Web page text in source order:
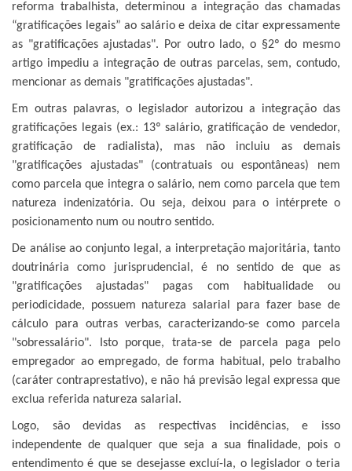
reforma trabalhista, determinou a integração das chamadas
“gratificações legais” ao salário e deixa de citar expressamente
as "gratificações ajustadas". Por outro lado, o §2º do mesmo
artigo impediu a integração de outras parcelas, sem, contudo,
mencionar as demais "gratificações ajustadas".
Em outras palavras, o legislador autorizou a integração das
gratificações legais (ex.: 13º salário, gratificação de vendedor,
gratificação de radialista), mas não incluiu as demais
"gratificações ajustadas" (contratuais ou espontâneas) nem
como parcela que integra o salário, nem como parcela que tem
natureza indenizatória. Ou seja, deixou para o intérprete o
posicionamento num ou noutro sentido.
De análise ao conjunto legal, a interpretação majoritária, tanto
doutrinária como jurisprudencial, é no sentido de que as
"gratificações ajustadas" pagas com habitualidade ou
periodicidade, possuem natureza salarial para fazer base de
cálculo para outras verbas, caracterizando-se como parcela
"sobressalário". Isto porque, trata-se de parcela paga pelo
empregador ao empregado, de forma habitual, pelo trabalho
(caráter contraprestativo), e não há previsão legal expressa que
exclua referida natureza salarial.
Logo, são devidas as respectivas incidências, e isso
independente de qualquer que seja a sua finalidade, pois o
entendimento é que se desejasse excluí-la, o legislador o teria